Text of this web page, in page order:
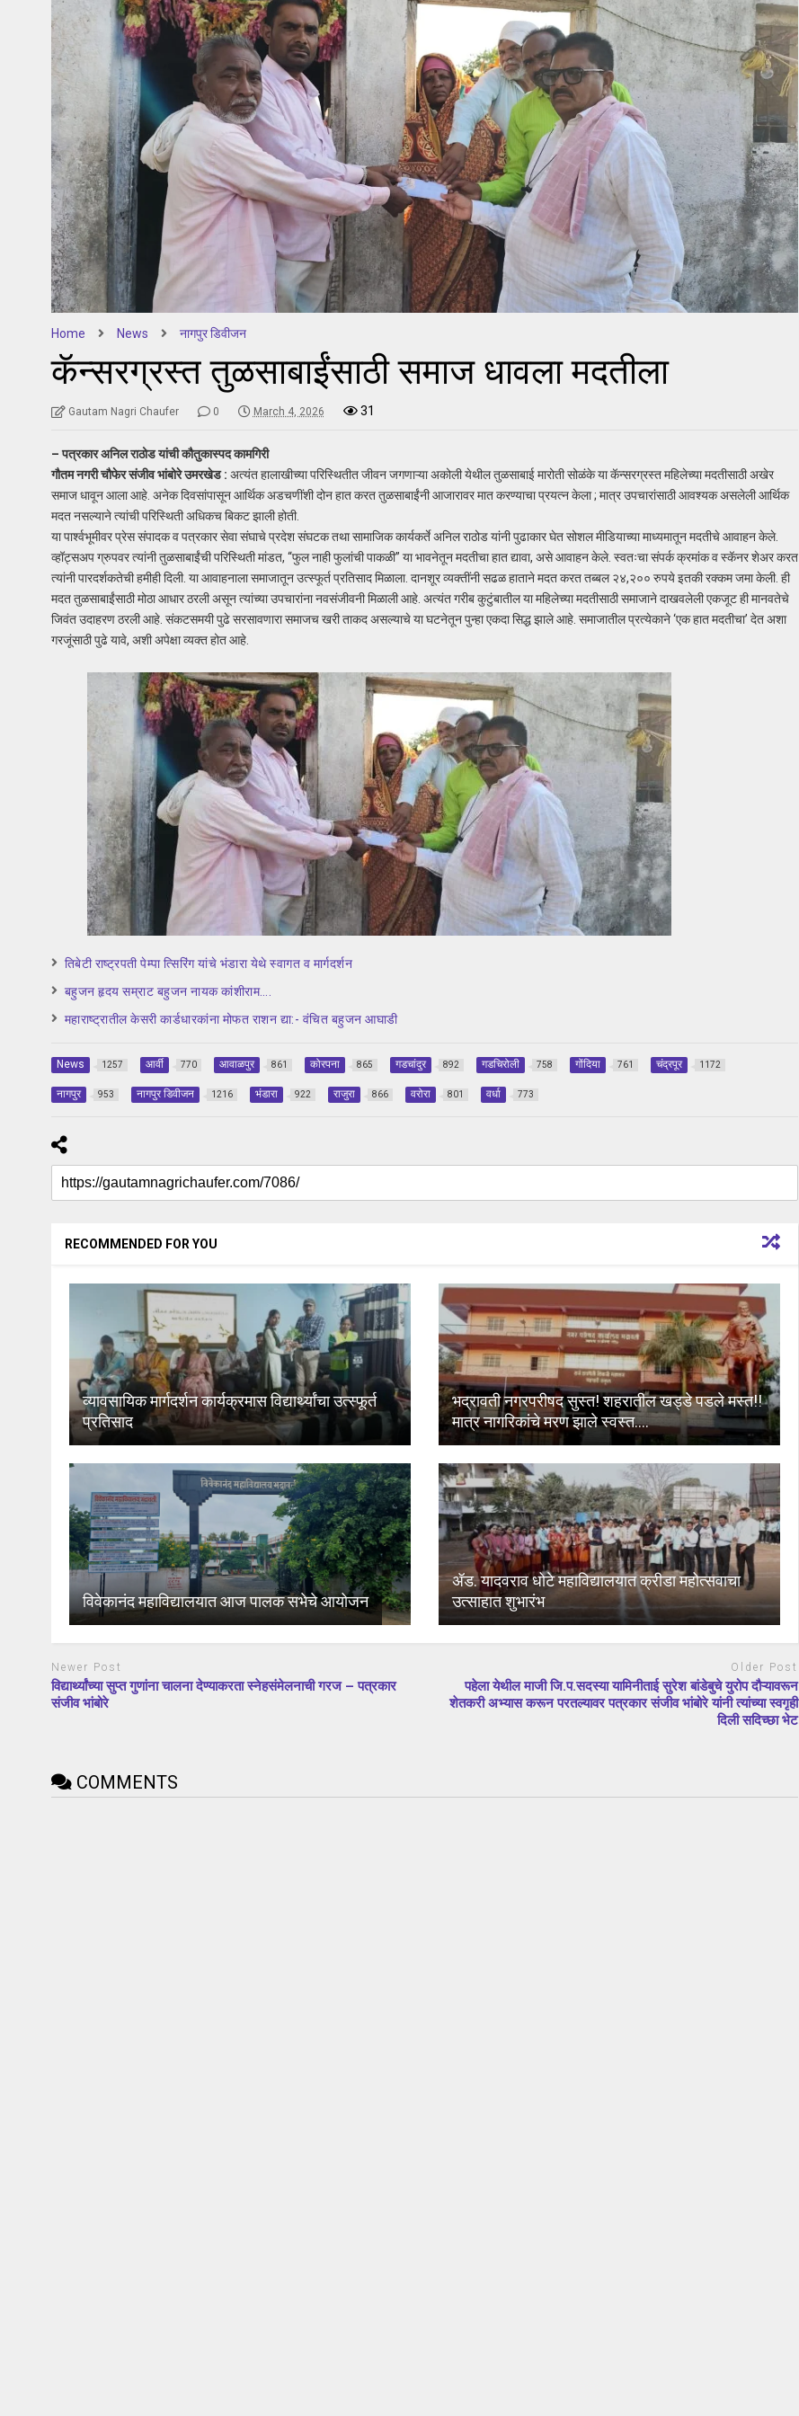
Home News नागपुर डिवीजन
कॅन्सरग्रस्त तुळसाबाईंसाठी समाज धावला मदतीला
Gautam Nagri Chaufer 0 March 4, 2026 31
– पत्रकार अनिल राठोड यांची कौतुकास्पद कामगिरी
गौतम नगरी चौफेर संजीव भांबोरे उमरखेड : अत्यंत हालाखीच्या परिस्थितीत जीवन जगणाऱ्या अकोली येथील तुळसाबाई मारोती सोळंके या कॅन्सरग्रस्त महिलेच्या मदतीसाठी अखेर
समाज धावून आला आहे. अनेक दिवसांपासून आर्थिक अडचणींशी दोन हात करत तुळसाबाईंनी आजारावर मात करण्याचा प्रयत्न केला ; मात्र उपचारांसाठी आवश्यक असलेली आर्थिक
मदत नसल्याने त्यांची परिस्थिती अधिकच बिकट झाली होती.
या पार्श्वभूमीवर प्रेस संपादक व पत्रकार सेवा संघाचे प्रदेश संघटक तथा सामाजिक कार्यकर्ते अनिल राठोड यांनी पुढाकार घेत सोशल मीडियाच्या माध्यमातून मदतीचे आवाहन केले.
व्हॉट्सअप ग्रुपवर त्यांनी तुळसाबाईंची परिस्थिती मांडत, “फुल नाही फुलांची पाकळी” या भावनेतून मदतीचा हात द्यावा, असे आवाहन केले. स्वतःचा संपर्क क्रमांक व स्कॅनर शेअर करत
त्यांनी पारदर्शकतेची हमीही दिली. या आवाहनाला समाजातून उत्स्फूर्त प्रतिसाद मिळाला. दानशूर व्यक्तींनी सढळ हाताने मदत करत तब्बल २४,२०० रुपये इतकी रक्कम जमा केली. ही
मदत तुळसाबाईंसाठी मोठा आधार ठरली असून त्यांच्या उपचारांना नवसंजीवनी मिळाली आहे. अत्यंत गरीब कुटुंबातील या महिलेच्या मदतीसाठी समाजाने दाखवलेली एकजूट ही मानवतेचे
जिवंत उदाहरण ठरली आहे. संकटसमयी पुढे सरसावणारा समाजच खरी ताकद असल्याचे या घटनेतून पुन्हा एकदा सिद्ध झाले आहे. समाजातील प्रत्येकाने ‘एक हात मदतीचा’ देत अशा
गरजूंसाठी पुढे यावे, अशी अपेक्षा व्यक्त होत आहे.
तिबेटी राष्ट्रपती पेम्पा त्सिरिंग यांचे भंडारा येथे स्वागत व मार्गदर्शन
बहुजन हृदय सम्राट बहुजन नायक कांशीराम….
महाराष्ट्रातील केसरी कार्डधारकांना मोफत राशन द्या:- वंचित बहुजन आघाडी
News 1257 आर्वी 770 आवाळपुर 861 कोरपना 865 गडचांदुर 892 गडचिरोली 758 गोंदिया 761 चंद्रपूर 1172
नागपुर 953 नागपुर डिवीजन 1216 भंडारा 922 राजुरा 866 वरोरा 801 वर्धा 773
RECOMMENDED FOR YOU
व्यावसायिक मार्गदर्शन कार्यक्रमास विद्यार्थ्यांचा उत्स्फूर्त
प्रतिसाद
भद्रावती नगरपरीषद सुस्त! शहरातील खड्डे पडले मस्त!!
मात्र नागरिकांचे मरण झाले स्वस्त….
विवेकानंद महाविद्यालयात आज पालक सभेचे आयोजन
ॲड. यादवराव धोटे महाविद्यालयात क्रीडा महोत्सवाचा
उत्साहात शुभारंभ
Newer Post
विद्यार्थ्यांच्या सुप्त गुणांना चालना देण्याकरता स्नेहसंमेलनाची गरज – पत्रकार
संजीव भांबोरे
Older Post
पहेला येथील माजी जि.प.सदस्या यामिनीताई सुरेश बांडेबुचे युरोप दौऱ्यावरून
शेतकरी अभ्यास करून परतल्यावर पत्रकार संजीव भांबोरे यांनी त्यांच्या स्वगृही
दिली सदिच्छा भेट
COMMENTS